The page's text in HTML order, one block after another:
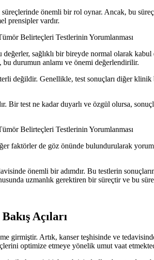
önemli bir rol oynar. Ancak, bu
prensipler vardır.
sağlıklı bir bireyde normal olarak kabul
bu durumun anlamı ve önemi değerlendirilir.
değildir. Genellikle, test sonuçları diğer
Bir test ne kadar duyarlı ve özgül olursa,
faktörler de göz önünde bulundurularak
önemli bir adımdır. Bu testlerin
uzmanlık gerektiren bir süreçtir ve bu
Açıları
girmiştir. Artık, kanser teşhisinde ve
optimize etmeye yönelik umut vaat